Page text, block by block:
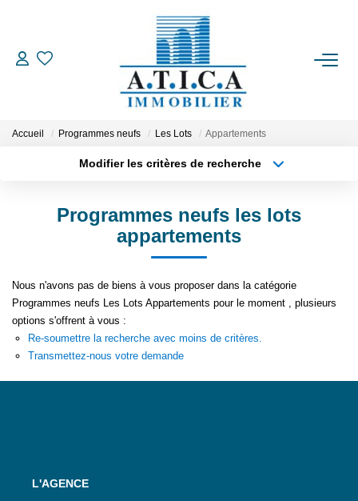
ACCUEIL
VENTES
ESTIMATION
EN
Accueil Programmes neufs Les Lots Appartements
Modifier les critères de recherche
Appartement
Type de bien
Surface min
Créer une alerte
Programmes neufs les lots
appartements
Nous n'avons pas de biens à vous proposer dans la catégorie
Programmes neufs Les Lots Appartements pour le moment , plusieurs
options s'offrent à vous :
Re-soumettre la recherche avec moins de critères.
Transmettez-nous votre demande
L'AGENCE